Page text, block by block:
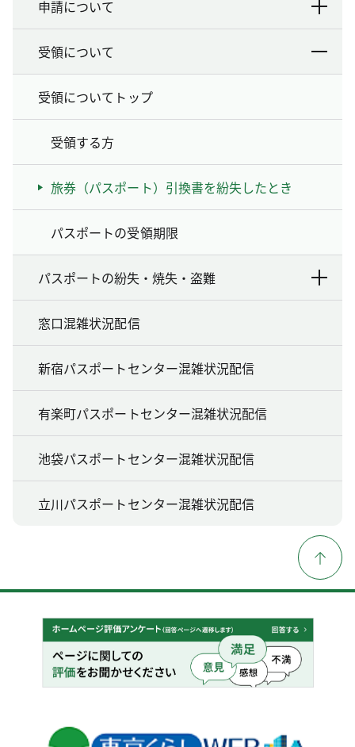
申請について
受領について
受領についてトップ
受領する方
旅券（パスポート）引換書を紛失したとき
パスポートの受領期限
パスポートの紛失・焼失・盗難
窓口混雑状況配信
新宿パスポートセンター混雑状況配信
有楽町パスポートセンター混雑状況配信
池袋パスポートセンター混雑状況配信
立川パスポートセンター混雑状況配信